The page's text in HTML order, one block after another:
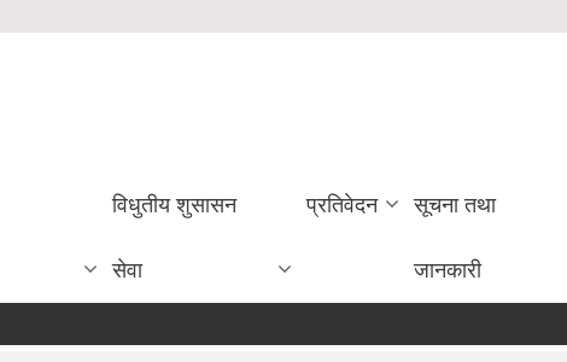
विधुतीय शुसासन
सेवा
प्रतिवेदन सूचना तथा
जानकारी